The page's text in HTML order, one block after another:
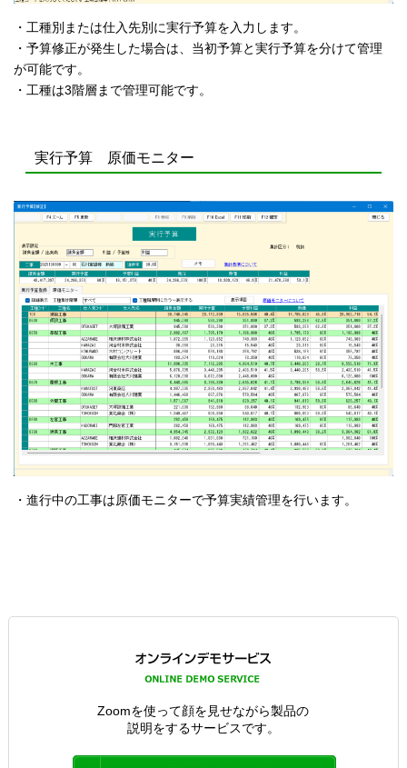
・工種別または仕入先別に実行予算を入力します。
・予算修正が発生した場合は、当初予算と実行予算を分けて管理
が可能です。
・工種は3階層まで管理可能です。
実行予算 原価モニター
・進行中の工事は原価モニターで予算実績管理を行います。
Zoomを使って顔を見せながら製品の
説明をするサービスです。